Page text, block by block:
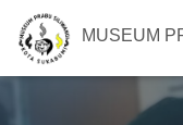
MUSEUM